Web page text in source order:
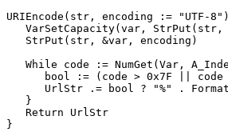
URIEncode(str, encoding := "UTF-
VarSetCapacity(var, StrPut(str,
   StrPut(str, &var, encoding)
While code := NumGet(Var,
bool := (code > 0x7F ||
UrlStr .= bool ? "%" .
   }
   Return UrlStr
}